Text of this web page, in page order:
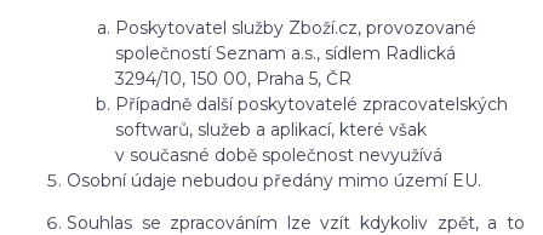
Poskytovatel služby Zboží.cz, provozované
společností Seznam a.s., sídlem Radlická
3294/10, 150 00, Praha 5, ČR
Případně další poskytovatelé zpracovatelských
softwarů, služeb a aplikací, které však
v současné době společnost nevyužívá
Osobní údaje nebudou předány mimo území EU.
Souhlas se zpracováním lze vzít kdykoliv zpět, a to